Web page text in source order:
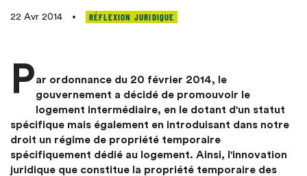
22 Avr 2014 • RÉFLEXION JURIDIQUE
Par ordonnance du 20 février 2014, le
gouvernement a décidé de promouvoir le
logement intermédiaire, en le dotant d'un statut
spécifique mais également en introduisant dans notre
droit un régime de propriété temporaire
spécifiquement dédié au logement. Ainsi, l'innovation
juridique que constitue la propriété temporaire des